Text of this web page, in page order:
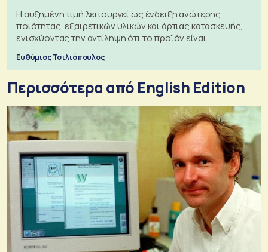
Η αυξημένη τιμή λειτουργεί ως ένδειξη ανώτερης
ποιότητας, εξαιρετικών υλικών και άρτιας κατασκευής,
ενισχύοντας την αντίληψη ότι το προϊόν είναι
Ευθύμιος Τσιλιόπουλος
Περισσότερα από English Edition